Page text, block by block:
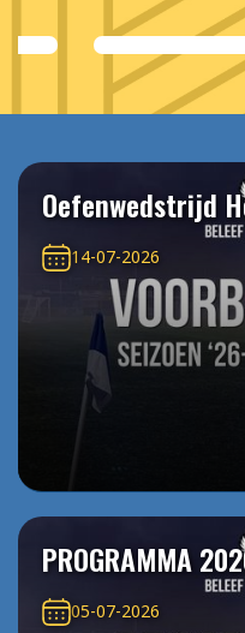
Oefenwedstrijd
14-07-2026
PROGRAMMA
05-07-2026